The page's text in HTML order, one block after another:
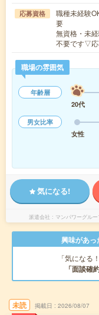
応募資格
職種未経験
要
無資格・未
不要です▽
職場の雰囲気
年齢層
20代
男女比率
女性
気になる!
派遣会社 マンパワーグル
興味があ
「気になる
「面談確
未読 掲載日 2026/08/07